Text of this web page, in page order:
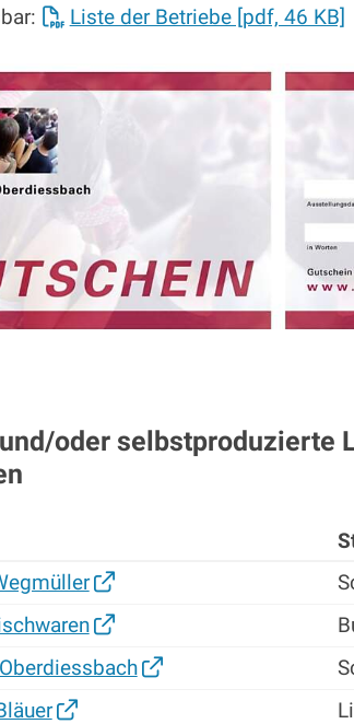
Liste der Betriebe [pdf, 46 KB]
oder selbstproduzierte